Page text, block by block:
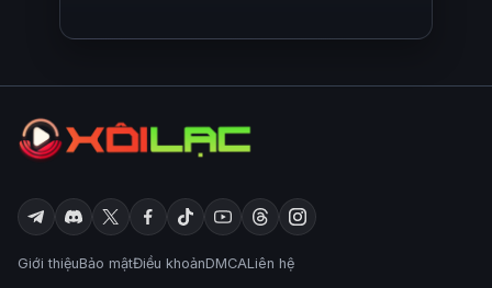
Giới thiệuBảo mậtĐiều khoảnDMCALiên hệ